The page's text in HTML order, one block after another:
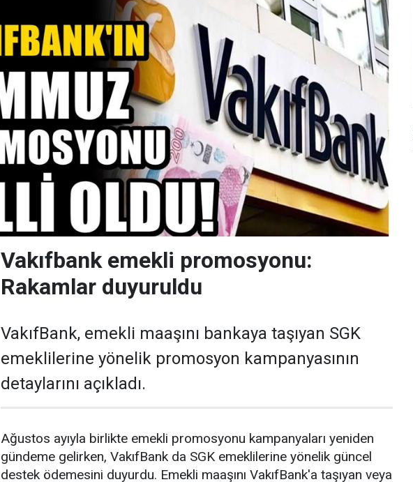
Vakıfbank emekli promosyonu:
Rakamlar duyuruldu
VakıfBank, emekli maaşını bankaya taşıyan SGK
emeklilerine yönelik promosyon kampanyasının
detaylarını açıkladı.
Ağustos ayıyla birlikte emekli promosyonu kampanyaları yeniden
gündeme gelirken, VakıfBank da SGK emeklilerine yönelik güncel
destek ödemesini duyurdu. Emekli maaşını VakıfBank'a taşıyan veya